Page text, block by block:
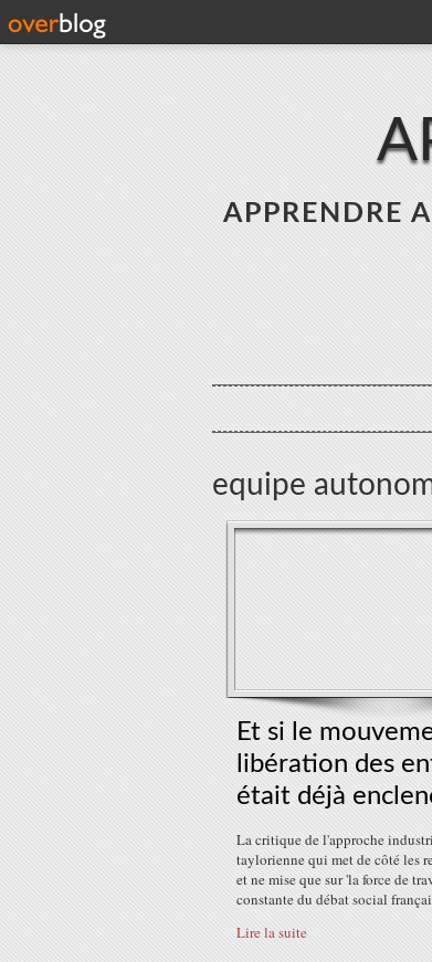
APPRENDRE
equipe
Et si le
libération des
était déjà
La critique de l'approche
taylorienne qui met de côté les
et ne mise que sur 'la force de
constante du débat social
Lire la suite